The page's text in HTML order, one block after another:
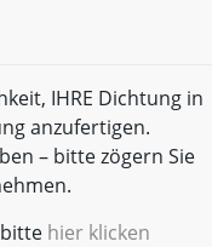
IHRE Dichtung in
anzufertigen.
– bitte zögern Sie
hier klicken